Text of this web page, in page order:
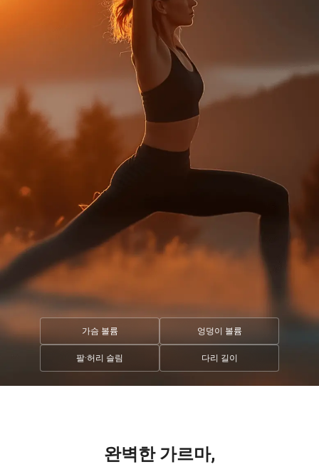
가슴 볼륨 엉덩이 볼륨
팔·허리 슬림 다리 길이
완벽한 가르마,